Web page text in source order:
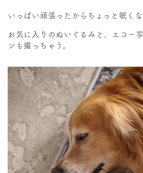
いっぱい頑張ったからちょっと眠くな
お気に入りのぬいぐるみと、エコー
ンも撮っちゃう。